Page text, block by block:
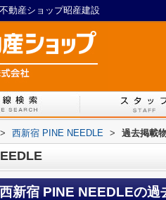
動産ショップ昭産建設
> 西新宿 PINE NEEDLE > 過去掲載
西新宿 PINE NEEDLEの過